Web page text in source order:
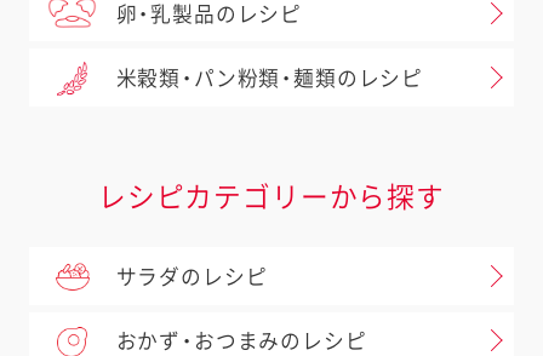
卵・乳製品のレシピ
米穀類・パン粉類・麺類のレシピ
レシピカテゴリーから探す
サラダのレシピ
おかず・おつまみのレシピ